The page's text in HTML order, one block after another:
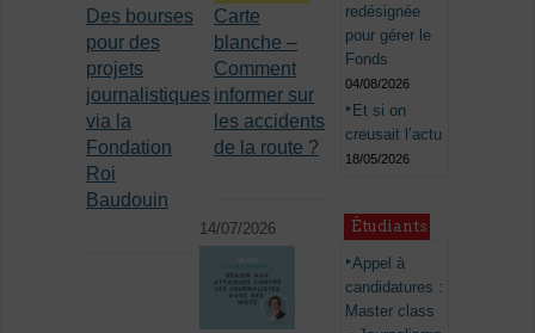
Des bourses
pour des
projets
journalistiques
via la
Fondation
Roi
Baudouin
Carte
blanche –
Comment
informer sur
les accidents
de la route ?
14/07/2026
redésignée
pour gérer le
Fonds
04/08/2026
Et si on
creusait l’actu
18/05/2026
Étudiants
Appel à
candidatures :
Master class